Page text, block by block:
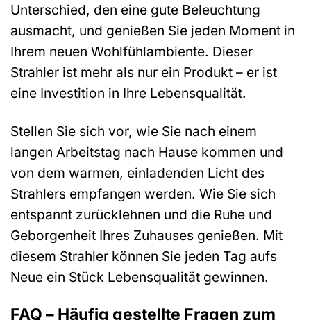
Unterschied, den eine gute Beleuchtung
ausmacht, und genießen Sie jeden Moment in
Ihrem neuen Wohlfühlambiente. Dieser
Strahler ist mehr als nur ein Produkt – er ist
eine Investition in Ihre Lebensqualität.
Stellen Sie sich vor, wie Sie nach einem
langen Arbeitstag nach Hause kommen und
von dem warmen, einladenden Licht des
Strahlers empfangen werden. Wie Sie sich
entspannt zurücklehnen und die Ruhe und
Geborgenheit Ihres Zuhauses genießen. Mit
diesem Strahler können Sie jeden Tag aufs
Neue ein Stück Lebensqualität gewinnen.
FAQ – Häufig gestellte Fragen zum